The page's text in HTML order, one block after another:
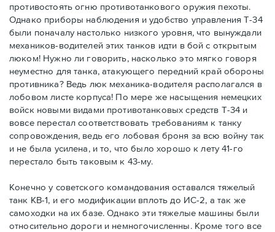
противостоять огню противотанкового оружия пехоты.
Однако приборы наблюдения и удобство управления Т-34
были поначалу настолько низкого уровня, что вынуждали
механиков-водителей этих танков идти в бой с открытым
люком! Нужно ли говорить, насколько это мягко говоря
неуместно для танка, атакующего передний край обороны
противника? Ведь люк механика-водителя располагался в
лобовом листе корпуса! По мере же насыщения немецких
войск новыми видами противотанковых средств Т-34 и
вовсе перестал соответствовать требованиям к танку
сопровождения, ведь его лобовая броня за всю войну так
и не была усилена, и то, что было хорошо к лету 41-го
перестало быть таковым к 43-му.
Конечно у советского командования оставался тяжелый
танк КВ-1, и его модификации вплоть до ИС-2, а так же
самоходки на их базе. Однако эти тяжелые машины были
относительно дороги и немногочисленны. Кроме того все